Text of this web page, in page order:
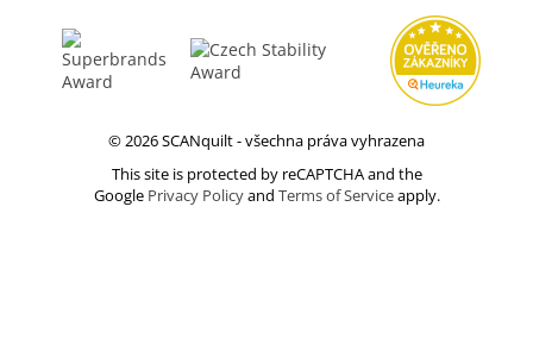
© 2026 SCANquilt - všechna práva vyhrazena
This site is protected by reCAPTCHA and the
Google Privacy Policyand Terms of Serviceapply.